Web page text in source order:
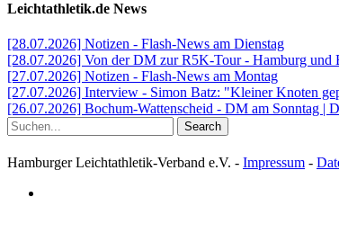
Leichtathletik.de News
[28.07.2026] Notizen - Flash-News am Dienstag
[28.07.2026] Von der DM zur R5K-Tour - Hamburg und
[27.07.2026] Notizen - Flash-News am Montag
[27.07.2026] Interview - Simon Batz: "Kleiner Knoten
[26.07.2026] Bochum-Wattenscheid - DM am Sonntag |
Search
Hamburger Leichtathletik-Verband e.V. - Impressum -